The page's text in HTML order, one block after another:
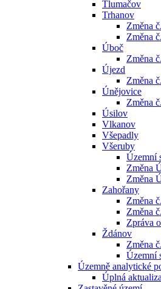
Tlumačov
Trhanov
Změna
Změna
Úboč
Změna
Újezd
Změna
Únějovice
Změna
Úsilov
Vlkanov
Všepadly
Všeruby
Územní
Změna
Změna
Zahořany
Změna
Změna
Zpráva
Ždánov
Změna
Územní
Územně analytické
Úplná